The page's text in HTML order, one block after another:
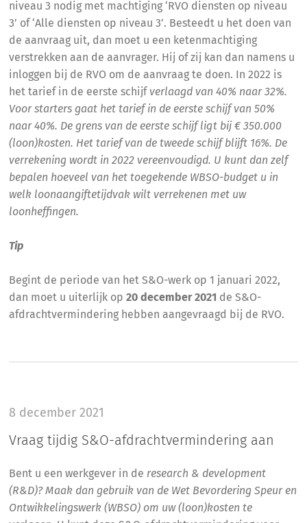
niveau 3 nodig met machtiging ‘RVO diensten op niveau
3’ of ‘Alle diensten op niveau 3’. Besteedt u het doen van
de aanvraag uit, dan moet u een ketenmachtiging
verstrekken aan de aanvrager. Hij of zij kan dan namens u
inloggen bij de RVO om de aanvraag te doen. In 2022 is
het tarief in de eerste schijf verlaagd van 40% naar 32%.
Voor starters gaat het tarief in de eerste schijf van 50%
naar 40%. De grens van de eerste schijf ligt bij € 350.000
(loon)kosten. Het tarief van de tweede schijf blijft 16%. De
verrekening wordt in 2022 vereenvoudigd. U kunt dan zelf
bepalen hoeveel van het toegekende WBSO-budget u in
welk loonaangiftetijdvak wilt verrekenen met uw
loonheffingen.
Tip
Begint de periode van het S&O-werk op 1 januari 2022,
dan moet u uiterlijk op20 december 2021 de S&O-
afdrachtvermindering hebben aangevraagd bij de RVO.
8 december 2021
Vraag tijdig S&O-afdrachtvermindering aan
Bent u een werkgever in de research & development
(R&D)? Maak dan gebruik van de Wet Bevordering Speur en
Ontwikkelingswerk (WBSO) om uw (loon)kosten te